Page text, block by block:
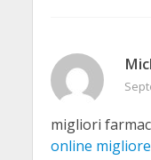
migliori
online migliore